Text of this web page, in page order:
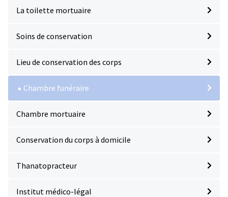
La toilette mortuaire
Soins de conservation
Lieu de conservation des corps
Chambre funéraire
Chambre mortuaire
Conservation du corps à domicile
Thanatopracteur
Institut médico-légal